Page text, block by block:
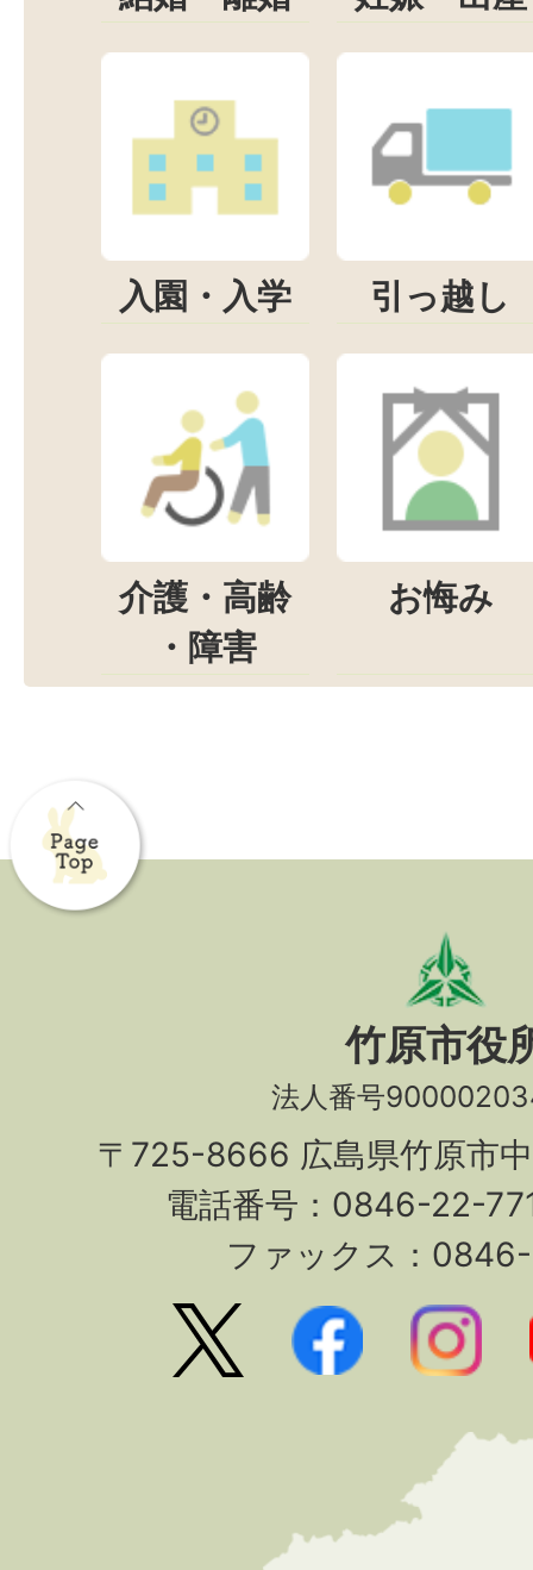
入園・入学 引っ越し
介護・高齢
・障害
お悔み
竹原市役
法人番号
〒725-8666 広島県竹原市
電話番号：0846-22-
ファックス：